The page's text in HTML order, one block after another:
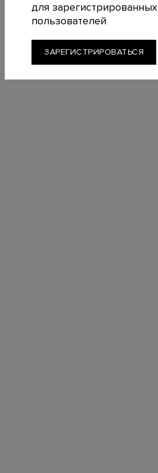
для зарегистрированных
пользователей
ЗАРЕГИСТРИРОВАТЬСЯ